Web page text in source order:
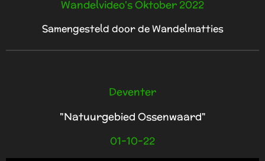
Wandelvideo's Oktober 2022
Samengesteld door de Wandelmatties
Deventer
"Natuurgebied Ossenwaard"
01-10-22